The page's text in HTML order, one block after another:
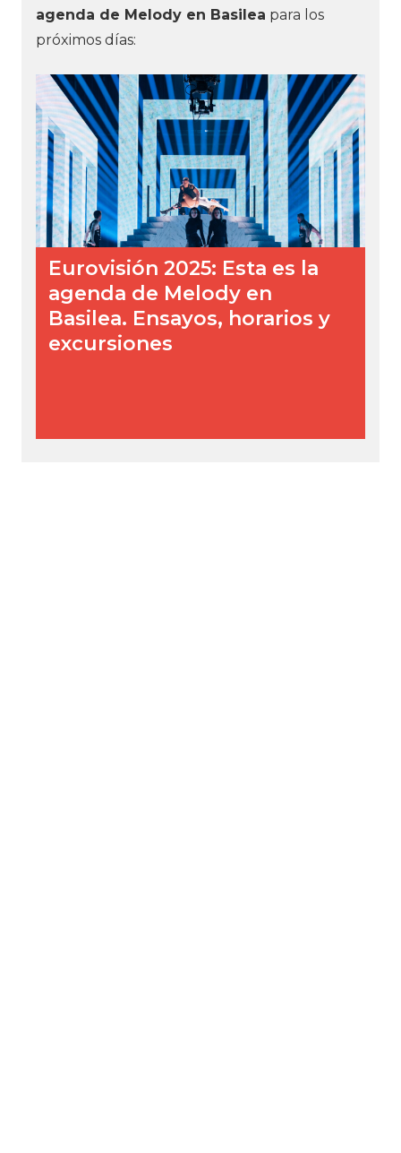
agenda de Melody en Basilea para los
próximos días: